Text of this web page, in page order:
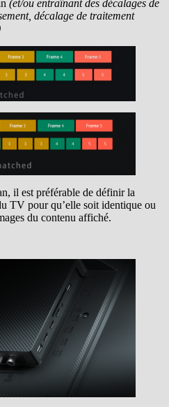
(et/ou entraînant des décalages de
décalage de traitement
il est préférable de définir la
TV pour qu’elle soit identique ou
du contenu affiché.